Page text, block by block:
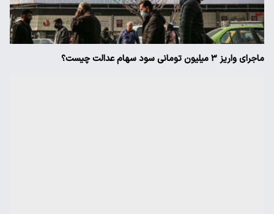
ماجرای واریز ۳ میلیون تومانی سود سهام عدالت چیست؟